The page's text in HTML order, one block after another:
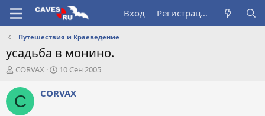
Вход Регистрация
Путешествия и Краеведение
усадьба в монино.
А
т
о
CORVAX
Д
т
10 Сен 2005
C CORVAX